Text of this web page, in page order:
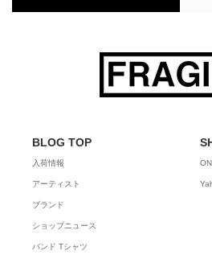
BLOG TOP
入荷情報
アーティスト
ブランド
ショップニュース
バンド Tシャツ